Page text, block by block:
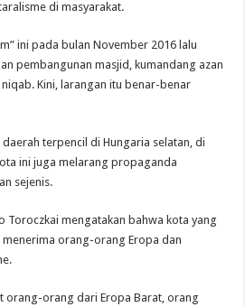
di masyarakat.
ini pada bulan November 2016 lalu
pembangunan masjid, kumandang azan
Kini, larangan itu benar-benar
terpencil di Hungaria selatan, di
ini juga melarang propaganda
sejenis.
Toroczkai mengatakan bahwa kota yang
orang-orang Eropa dan
orang-orang dari Eropa Barat, orang